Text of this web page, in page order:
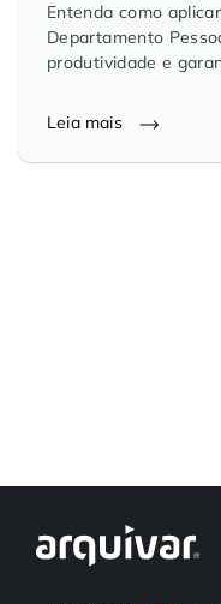
Entenda como
Departamento
produtividade e
Leia mais